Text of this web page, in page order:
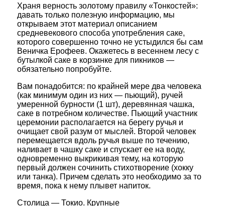
Храня верность золотому правилу «Тонкостей»:
давать только полезную информацию, мы
открываем этот материал описанием
средневекового способа употребления саке,
которого совершенно точно не устыдился бы сам
Веничка Ерофеев. Окажетесь в весеннем лесу с
бутылкой саке в корзинке для пикников —
обязательно попробуйте.
Вам понадобится: по крайней мере два человека
(как минимум один из них — пьющий), ручей
умеренной бурности (1 шт), деревянная чашка,
саке в потребном количестве. Пьющий участник
церемонии располагается на берегу ручья и
очищает свой разум от мыслей. Второй человек
перемещается вдоль ручья выше по течению,
наливает в чашку саке и спускает ее на воду,
одновременно выкрикивая тему, на которую
первый должен сочинить стихотворение (хокку
или танка). Причем сделать это необходимо за то
время, пока к нему плывет напиток.
Столица — Токио. Крупные